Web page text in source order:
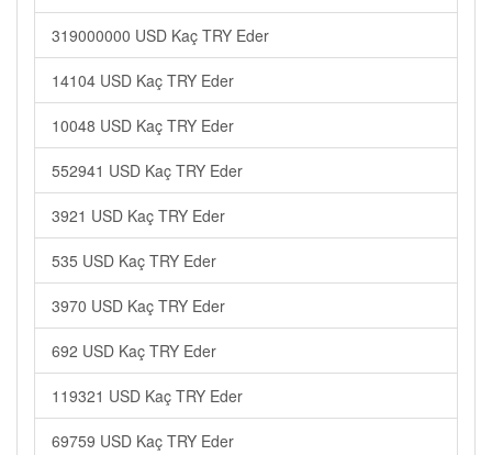
319000000 USD Kaç TRY Eder
14104 USD Kaç TRY Eder
10048 USD Kaç TRY Eder
552941 USD Kaç TRY Eder
3921 USD Kaç TRY Eder
535 USD Kaç TRY Eder
3970 USD Kaç TRY Eder
692 USD Kaç TRY Eder
119321 USD Kaç TRY Eder
69759 USD Kaç TRY Eder